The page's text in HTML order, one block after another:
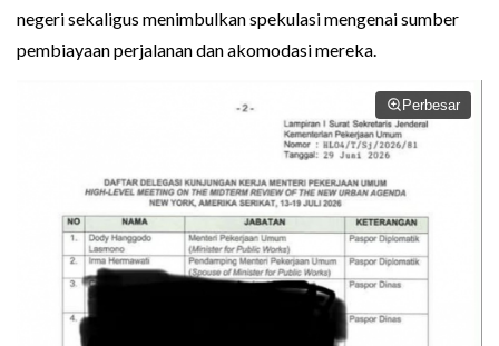
negeri sekaligus menimbulkan spekulasi mengenai sumber
pembiayaan perjalanan dan akomodasi mereka.
Perbesar